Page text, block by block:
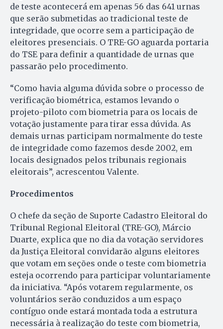
de teste acontecerá em apenas 56 das 641 urnas
que serão submetidas ao tradicional teste de
integridade, que ocorre sem a participação de
eleitores presenciais. O TRE-GO aguarda portaria
do TSE para definir a quantidade de urnas que
passarão pelo procedimento.
“Como havia alguma dúvida sobre o processo de
verificação biométrica, estamos levando o
projeto-piloto com biometria para os locais de
votação justamente para tirar essa dúvida. As
demais urnas participam normalmente do teste
de integridade como fazemos desde 2002, em
locais designados pelos tribunais regionais
eleitorais”, acrescentou Valente.
Procedimentos
O chefe da seção de Suporte Cadastro Eleitoral do
Tribunal Regional Eleitoral (TRE-GO), Márcio
Duarte, explica que no dia da votação servidores
da Justiça Eleitoral convidarão alguns eleitores
que votam em seções onde o teste com biometria
esteja ocorrendo para participar voluntariamente
da iniciativa. “Após votarem regularmente, os
voluntários serão conduzidos a um espaço
contíguo onde estará montada toda a estrutura
necessária à realização do teste com biometria,